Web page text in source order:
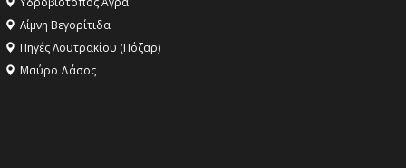
Λίμνη Βεγορίτιδα
Πηγές Λουτρακίου (Πόζαρ)
Μαύρο Δάσος